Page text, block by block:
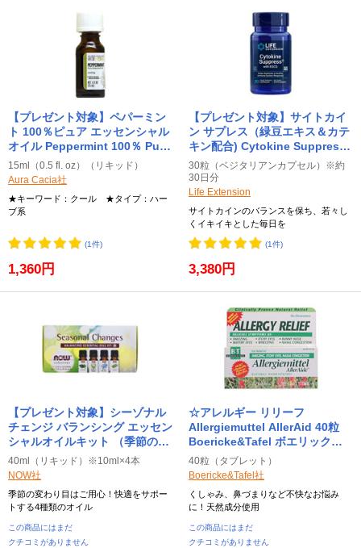
【プレゼント対象】ペパーミン
ト 100％ピュア エッセンシャル
オイル Peppermint 100％ Pure
Essential Oil 15ml Aura Cacia
オーラカシア
15ml（0.5 fl. oz）（リキッド）
Aura Cacia社
★キーワード：クール ★タイプ：ハー
ブ系
(1件)
1,360円
【プレゼント対象】サイトカイ
ン サプレス（緑豆エキス＆カテ
キン配合) Cytokine Suppress
with EGCG 30粒 Life
Extension ライフエクステンシ
ョン
30粒（ベジタリアンカプセル）※約
30日分
Life Extension
サイトカインのバランスを保ち、若々し
くイキイキとした毎日を
(1件)
3,380円
【プレゼント対象】シーゾナル
チェンジ バランシング エッセン
シャルオイルキット （季節の変
わり目セット） （ティーツリー
オイル、ユーカリオイル）
Essential Oils Kit
40ml※10ml×4本 NOW ナウ
40ml（リキッド）※10ml×4本
NOW社
季節の変わり目はご用心！快適をサポー
トする4種類のオイル
この商品にはまだ
クチコミがありません
☆アレルギー リリーフ
Allergiemuttel AllerAid 40粒
Boericke&Tafel ボエリック＆
タフェル
40粒（タブレット）
Boericke&Tafel社
くしゃみ、鼻づまりなど不快なお悩み
に！天然成分使用
この商品にはまだ
クチコミがありません